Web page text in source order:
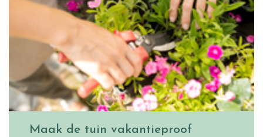
Maak de tuin vakantieproof